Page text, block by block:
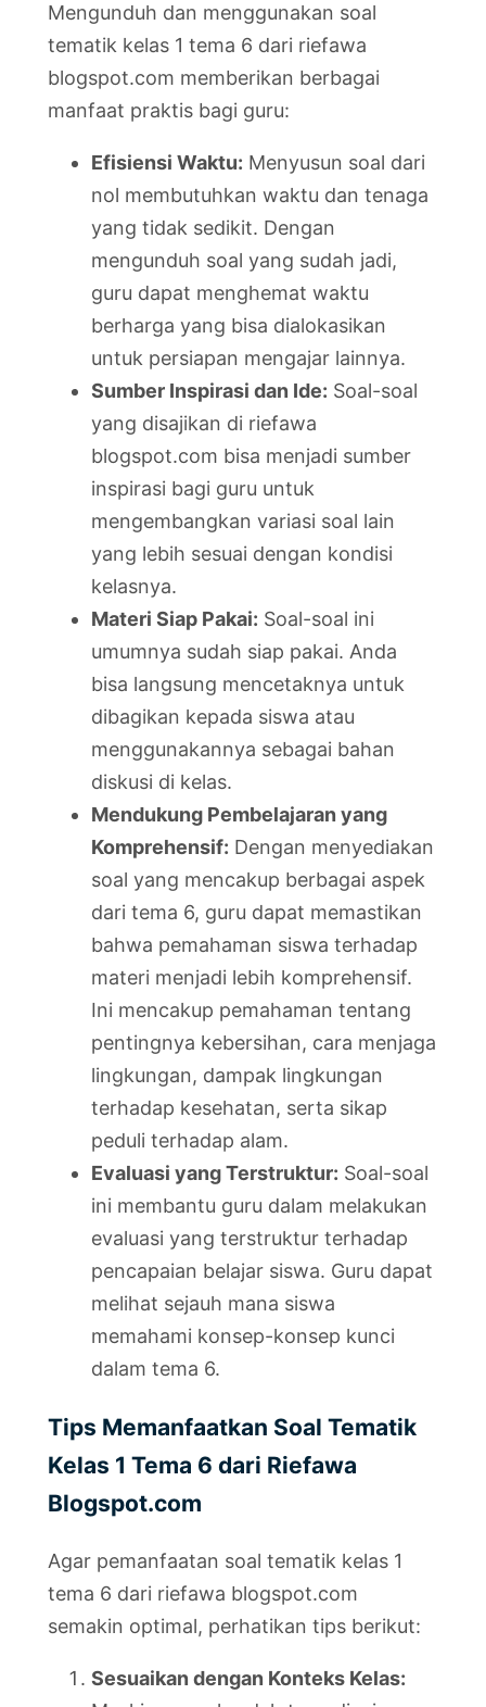
Mengunduh dan menggunakan soal
tematik kelas 1 tema 6 dari riefawa
blogspot.com memberikan berbagai
manfaat praktis bagi guru:
Efisiensi Waktu: Menyusun soal dari
nol membutuhkan waktu dan tenaga
yang tidak sedikit. Dengan
mengunduh soal yang sudah jadi,
guru dapat menghemat waktu
berharga yang bisa dialokasikan
untuk persiapan mengajar lainnya.
Sumber Inspirasi dan Ide: Soal-soal
yang disajikan di riefawa
blogspot.com bisa menjadi sumber
inspirasi bagi guru untuk
mengembangkan variasi soal lain
yang lebih sesuai dengan kondisi
kelasnya.
Materi Siap Pakai: Soal-soal ini
umumnya sudah siap pakai. Anda
bisa langsung mencetaknya untuk
dibagikan kepada siswa atau
menggunakannya sebagai bahan
diskusi di kelas.
Mendukung Pembelajaran yang
Komprehensif: Dengan menyediakan
soal yang mencakup berbagai aspek
dari tema 6, guru dapat memastikan
bahwa pemahaman siswa terhadap
materi menjadi lebih komprehensif.
Ini mencakup pemahaman tentang
pentingnya kebersihan, cara menjaga
lingkungan, dampak lingkungan
terhadap kesehatan, serta sikap
peduli terhadap alam.
Evaluasi yang Terstruktur: Soal-soal
ini membantu guru dalam melakukan
evaluasi yang terstruktur terhadap
pencapaian belajar siswa. Guru dapat
melihat sejauh mana siswa
memahami konsep-konsep kunci
dalam tema 6.
Tips Memanfaatkan Soal Tematik
Kelas 1 Tema 6 dari Riefawa
Blogspot.com
Agar pemanfaatan soal tematik kelas 1
tema 6 dari riefawa blogspot.com
semakin optimal, perhatikan tips berikut:
Sesuaikan dengan Konteks Kelas: